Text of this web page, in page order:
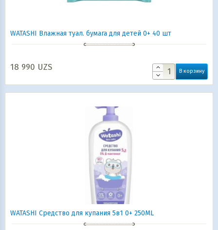
WATASHI Влажная туал. бумага для детей 0+ 40 шт
18 990 UZS В корзину
WATASHI Средство для купания 5в1 0+ 250ML